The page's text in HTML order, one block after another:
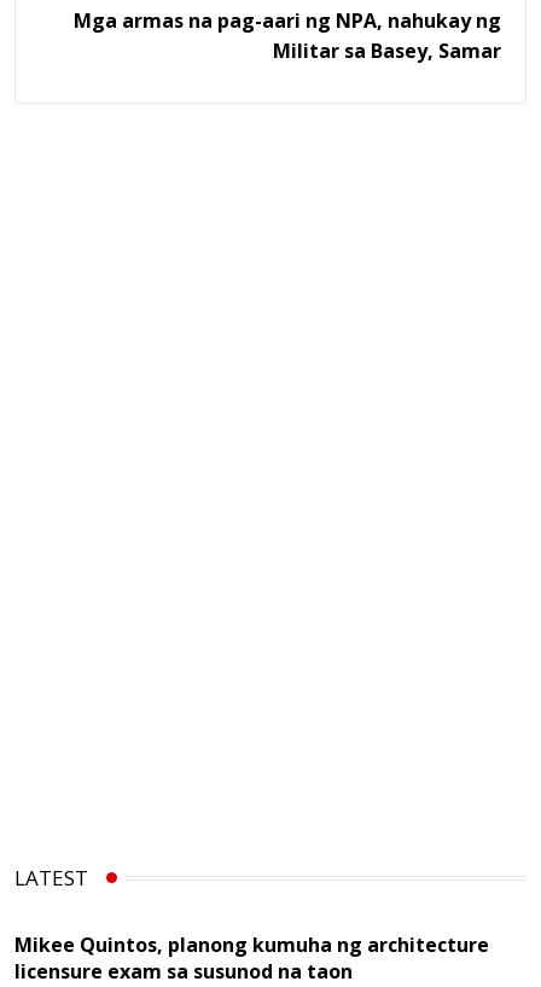
Mga armas na pag-aari ng NPA, nahukay ng
Militar sa Basey, Samar
LATEST
Mikee Quintos, planong kumuha ng architecture
licensure exam sa susunod na taon